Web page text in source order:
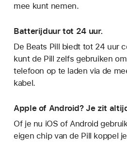
mee kunt nemen.
Batterijduur tot 24 uur.
De Beats Pill biedt tot 24 uur
kunt de Pill zelfs gebruiken
telefoon op te laden via de
kabel.
Apple of Android? Je zit
Of je nu iOS of Android
eigen chip van de Pill koppel